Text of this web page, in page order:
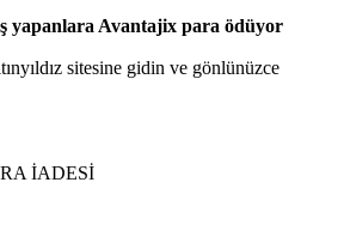
yapanlara Avantajix para ödüyor
sitesine gidin ve gönlünüzce
İADESİ